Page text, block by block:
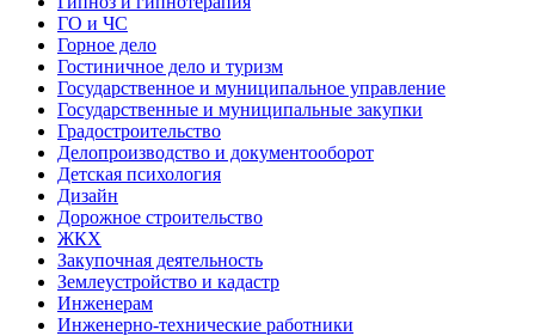
ГО и ЧС
Горное дело
Гостиничное дело и туризм
Государственное и муниципальное управление
Государственные и муниципальные закупки
Градостроительство
Делопроизводство и документооборот
Детская психология
Дизайн
Дорожное строительство
ЖКХ
Закупочная деятельность
Землеустройство и кадастр
Инженерам
Инженерно-технические работники